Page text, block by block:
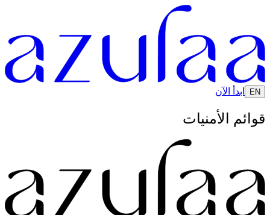
EN ابدأ الآن
قوائم الأمنيات